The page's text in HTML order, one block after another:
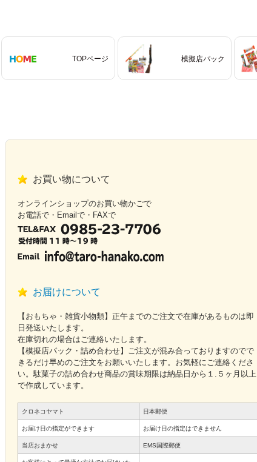
TOPページ 模擬店パック
お買い物について
オンラインショップのお買い物かごで
お電話で・Emailで・FAXで
お届けについて
【おもちゃ・雑貨小物類】正午までのご注文で在庫があるものは即
日発送いたします。
在庫切れの場合はご連絡いたします。
【模擬店パック・詰め合わせ】ご注文が混み合っておりますのでで
きるだけ早めのご注文をお願いいたします。お気軽にご連絡くださ
い。駄菓子の詰め合わせ商品の賞味期限は納品日から１.５ヶ月以上
で作成しています。
クロネコヤマト 日本郵便
お届け日の指定ができます お届け日の指定はできません
当店おまかせ EMS国際郵便